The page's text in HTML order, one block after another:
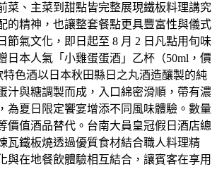
菜、主菜到甜點皆完整展現鐵板料理講究
的精神，也讓整套餐點更具豐富性與儀式
節氣文化，即日起至 8 月 2 日凡點用旬味
日本人氣「小雞蛋蛋酒」乙杯（50ml，價
特色酒以日本秋田縣日之丸酒造釀製的純
汁與糖調製而成，入口綿密滑順，帶有濃
為夏日限定饗宴增添不同風味體驗。數量
價值酒品替代。台南大員皇冠假日酒店總
瓦鐵板燒透過優質食材結合職人料理精
與在地餐飲體驗相互結合，讓賓客在享用